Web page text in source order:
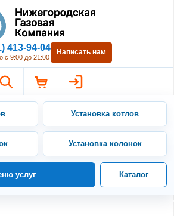
Нижегородская Газовая
413-94-04
с 9:00 до 21:00
Написать нам
Установка котлов
Установка колонок
услуг Каталог